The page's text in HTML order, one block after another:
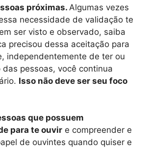
próximas. Algumas vezes
necessidade de validação te
ser visto e observado, saiba
precisou dessa aceitação para
independentemente de ter ou
das pessoas, você continua
Isso não deve ser seu foco
que possuem
para te ouvir e compreender e
de ouvintes quando quiser e